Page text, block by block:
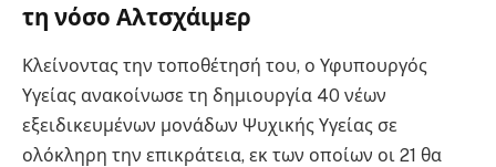
τη νόσο Αλτσχάιμερ
Κλείνοντας την τοποθέτησή του, ο Υφυπουργός
Υγείας ανακοίνωσε τη δημιουργία 40 νέων
εξειδικευμένων μονάδων Ψυχικής Υγείας σε
ολόκληρη την επικράτεια, εκ των οποίων οι 21 θα